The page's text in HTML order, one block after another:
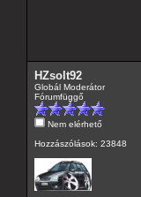
HZsolt92
Globál Moderátor
Fórumfüggő
Nem elérhető
Hozzászólások: 23848